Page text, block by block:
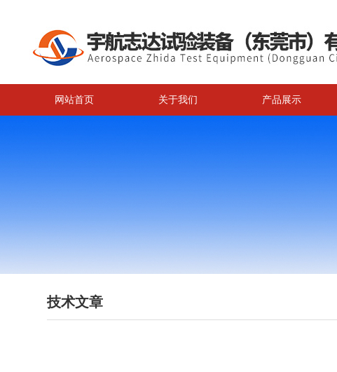
网站首页 关于我们 产品展示
技术文章